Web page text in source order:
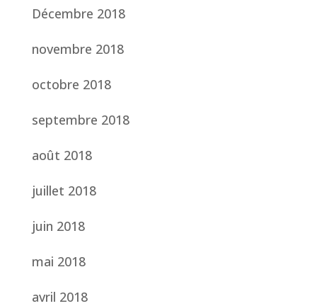
Décembre 2018
novembre 2018
octobre 2018
septembre 2018
août 2018
juillet 2018
juin 2018
mai 2018
avril 2018